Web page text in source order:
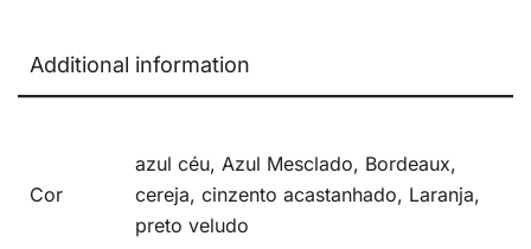
Additional information
Cor
azul céu, Azul Mesclado, Bordeaux,
cereja, cinzento acastanhado, Laranja,
preto veludo